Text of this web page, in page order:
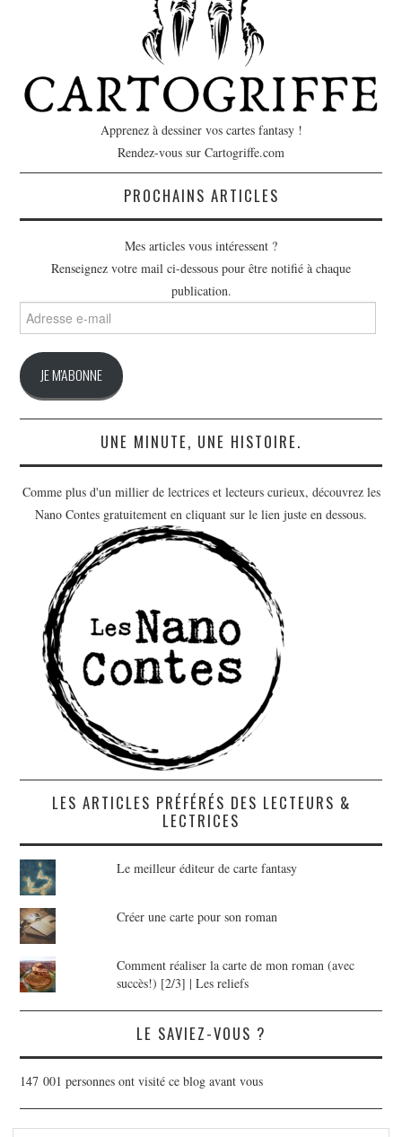
Apprenez à dessiner vos cartes fantasy !
Rendez-vous sur Cartogriffe.com
PROCHAINS ARTICLES
Mes articles vous intéressent ?
Renseignez votre mail ci-dessous pour être notifié à chaque
publication.
e-
JE M'ABONNE
UNE MINUTE, UNE HISTOIRE.
Comme plus d'un millier de lectrices et lecteurs curieux, découvrez les
Nano Contes gratuitement en cliquant sur le lien juste en dessous.
LES ARTICLES PRÉFÉRÉS DES LECTEURS &
LECTRICES
Le meilleur éditeur de carte fantasy
Créer une carte pour son roman
Comment réaliser la carte de mon roman (avec
succès!) [2/3] | Les reliefs
LE SAVIEZ-VOUS ?
147 001 personnes ont visité ce blog avant vous